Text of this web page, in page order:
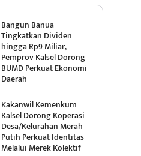
Bangun Banua
Tingkatkan Dividen
hingga Rp9 Miliar,
Pemprov Kalsel Dorong
BUMD Perkuat Ekonomi
Daerah
Kakanwil Kemenkum
Kalsel Dorong Koperasi
Desa/Kelurahan Merah
Putih Perkuat Identitas
Melalui Merek Kolektif